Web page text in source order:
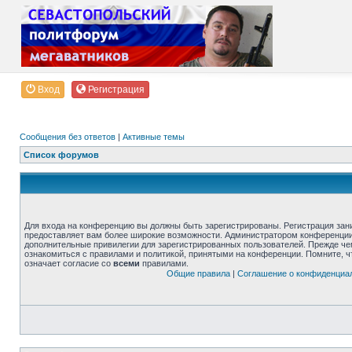
Вход Регистрация
Сообщения без ответов | Активные темы
Список форумов
Для входа на конференцию вы должны быть зарегистрированы. Регистрация
предоставляет вам более широкие возможности. Администратором
дополнительные привилегии для зарегистрированных пользователей. Прежде
ознакомиться с правилами и политикой, принятыми на конференции. Помните,
означает согласие со всеми правилами.
Общие правила| Соглашение о